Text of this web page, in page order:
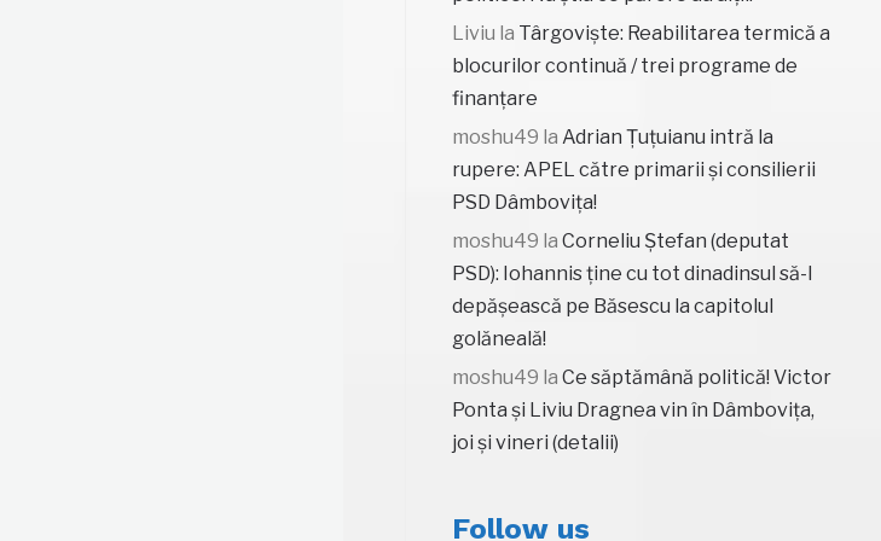
Liviu la Târgoviște: Reabilitarea termică a
blocurilor continuă / trei programe de
finanțare
moshu49 la Adrian Țuțuianu intră la
rupere: APEL către primarii și consilierii
PSD Dâmbovița!
moshu49 la Corneliu Ștefan (deputat
PSD): Iohannis ține cu tot dinadinsul să-l
depășească pe Băsescu la capitolul
golăneală!
moshu49 la Ce săptămână politică! Victor
Ponta și Liviu Dragnea vin în Dâmbovița,
joi și vineri (detalii)
Follow us